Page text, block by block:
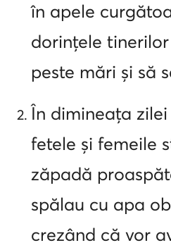
în apele
dorințele
peste mări și să
În dimineața
fetele și femeile
zăpadă
spălau cu apa
crezând că vor